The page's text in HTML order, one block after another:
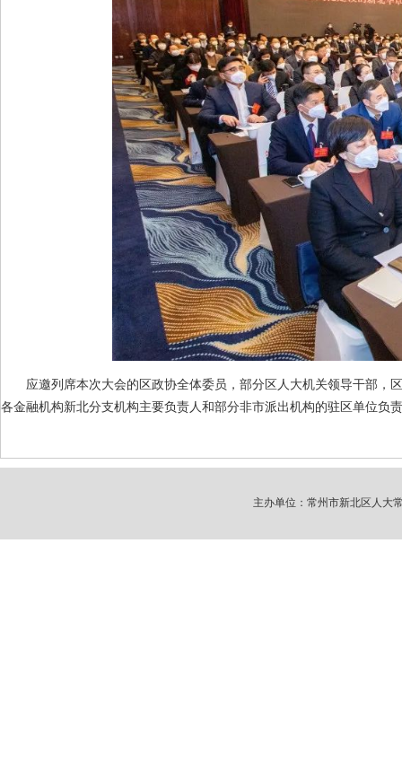
应邀列席本次大会的区政协全体委员，部分区人大机关领导干部，
各金融机构新北分支机构主要负责人和部分非市派出机构的驻区单位负
主办单位：常州市新北区人大